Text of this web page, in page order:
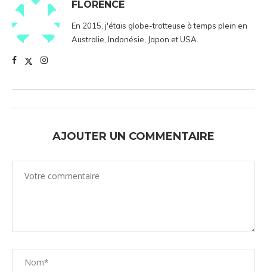
FLORENCE
En 2015, j'étais globe-trotteuse à temps plein en
Australie, Indonésie, Japon et USA.
AJOUTER UN COMMENTAIRE